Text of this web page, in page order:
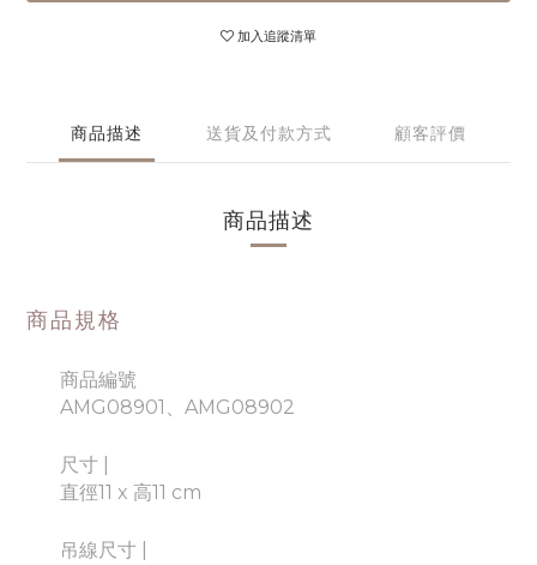
加入追蹤清單
商品描述 送貨及付款方式 顧客評價
商品描述
商品規格
商品編號
AMG08901、AMG08902
尺寸
直徑11 x 高11 cm
吊線尺寸 |